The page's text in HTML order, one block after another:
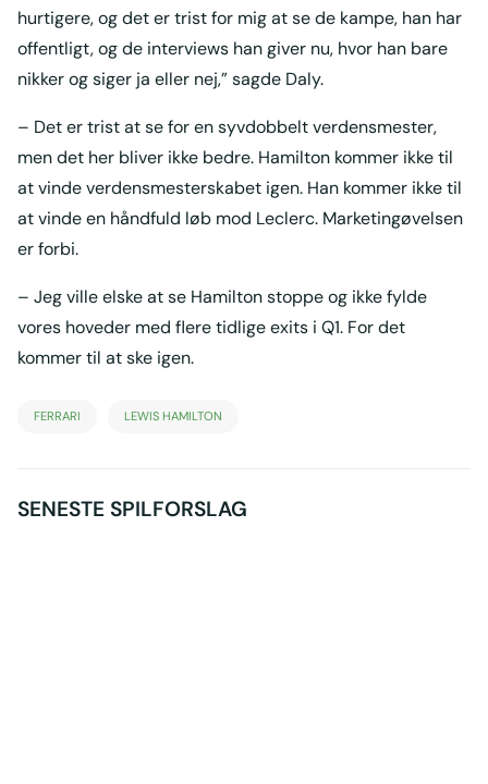
hurtigere, og det er trist for mig at se de kampe, han har
offentligt, og de interviews han giver nu, hvor han bare
nikker og siger ja eller nej,” sagde Daly.
– Det er trist at se for en syvdobbelt verdensmester,
men det her bliver ikke bedre. Hamilton kommer ikke til
at vinde verdensmesterskabet igen. Han kommer ikke til
at vinde en håndfuld løb mod Leclerc. Marketingøvelsen
er forbi.
– Jeg ville elske at se Hamilton stoppe og ikke fylde
vores hoveder med flere tidlige exits i Q1. For det
kommer til at ske igen.
FERRARI LEWIS HAMILTON
SENESTE SPILFORSLAG